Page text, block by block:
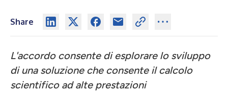
Share
L'accordo consente di esplorare lo sviluppo
di una soluzione che consente il calcolo
scientifico ad alte prestazioni